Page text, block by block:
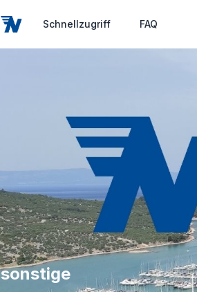
Schnellzugriff FAQ
sonstige